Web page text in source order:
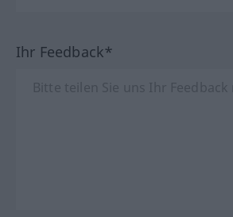
Ihr Feedback*